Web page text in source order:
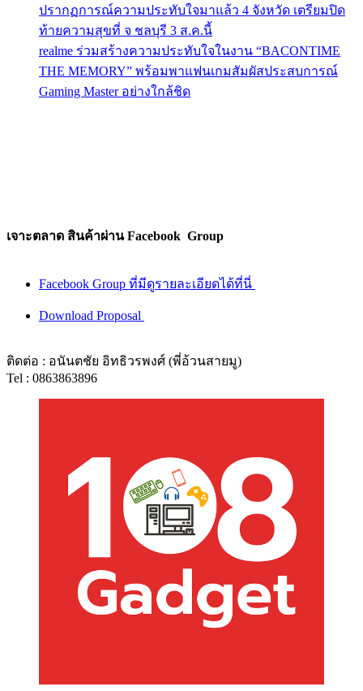
ปรากฏการณ์ความประทับใจมาแล้ว 4 จังหวัด เตรียมปิด
ท้ายความสุขที่ จ ชลบุรี 3 ส.ค.นี้
realme ร่วมสร้างความประทับใจในงาน “BACONTIME
THE MEMORY” พร้อมพาแฟนเกมสัมผัสประสบการณ์
Gaming Master อย่างใกล้ชิด
เจาะตลาด สินค้าผ่าน Facebook Group
Facebook Group ที่มีดูรายละเอียดได้ที่นี่
Download Proposal
ติดต่อ : อนันตชัย อิทธิวรพงศ์ (พี่อ้วนสายมู)
Tel : 0863863896